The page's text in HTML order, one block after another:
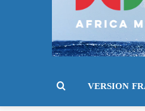
VERSION بحث